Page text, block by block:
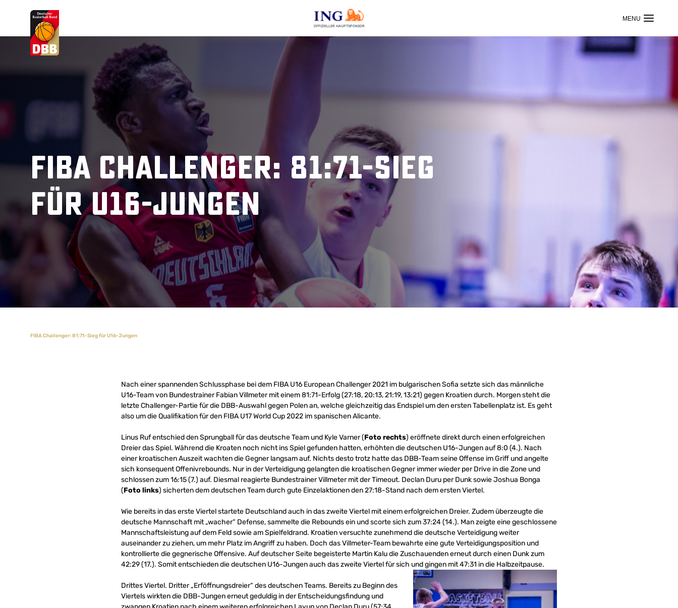
OFFIZIELLER HAUPTSPONSOR
Suchvorschläge
FIBA Challenger: 81:71-Sieg
für U16-Jungen
FIBA Challenger: 81:71-Sieg für U16-Jungen
Nach einer spannenden Schlussphase bei dem FIBA U16 European Challenger 2021 im bulgarischen Sofia setzte sich das männliche
U16-Team von Bundestrainer Fabian Villmeter mit einem 81:71-Erfolg (27:18, 20:13, 21:19, 13:21) gegen Kroatien durch. Morgen steht die
letzte Challenger-Partie für die DBB-Auswahl gegen Polen an, welche gleichzeitig das Endspiel um den ersten Tabellenplatz ist. Es geht
also um die Qualifikation für den FIBA U17 World Cup 2022 im spanischen Alicante.
Linus Ruf entschied den Sprungball für das deutsche Team und Kyle Varner (Foto rechts) eröffnete direkt durch einen erfolgreichen
Dreier das Spiel. Während die Kroaten noch nicht ins Spiel gefunden hatten, erhöhten die deutschen U16-Jungen auf 8:0 (4.). Nach
einer kroatischen Auszeit wachten die Gegner langsam auf. Nichts desto trotz hatte das DBB-Team seine Offense im Griff und angelte
sich konsequent Offenivrebounds. Nur in der Verteidigung gelangten die kroatischen Gegner immer wieder per Drive in die Zone und
schlossen zum 16:15 (7.) auf. Diesmal reagierte Bundestrainer Villmeter mit der Timeout. Declan Duru per Dunk sowie Joshua Bonga
(Foto links) sicherten dem deutschen Team durch gute Einzelaktionen den 27:18-Stand nach dem ersten Viertel.
Wie bereits in das erste Viertel startete Deutschland auch in das zweite Viertel mit einem erfolgreichen Dreier. Zudem überzeugte die
deutsche Mannschaft mit „wacher“ Defense, sammelte die Rebounds ein und scorte sich zum 37:24 (14.). Man zeigte eine geschlossene
Mannschaftsleistung auf dem Feld sowie am Spielfeldrand. Kroatien versuchte zunehmend die deutsche Verteidigung weiter
auseinander zu ziehen, um mehr Platz im Angriff zu haben. Doch das Villmeter-Team bewahrte eine gute Verteidigungsposition und
kontrollierte die gegnerische Offensive. Auf deutscher Seite begeisterte Martin Kalu die Zuschauenden erneut durch einen Dunk zum
42:29 (17.). Somit entschieden die deutschen U16-Jungen auch das zweite Viertel für sich und gingen mit 47:31 in die Halbzeitpause.
Drittes Viertel. Dritter „Erföffnungsdreier“ des deutschen Teams. Bereits zu Beginn des
Viertels wirkten die DBB-Jungen erneut geduldig in der Entscheidungsfindung und